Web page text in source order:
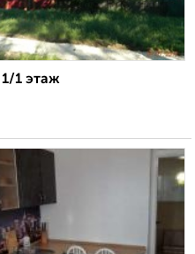
1 этаж